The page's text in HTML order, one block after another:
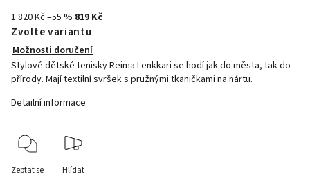
1 820 Kč–55 % 819 Kč
Zvolte variantu
Možnosti doručení
Stylové dětské tenisky Reima Lenkkari se hodí jak do města, tak do
přírody. Mají textilní svršek s pružnými tkaničkami na nártu.
Detailní informace
Zeptat se Hlídat